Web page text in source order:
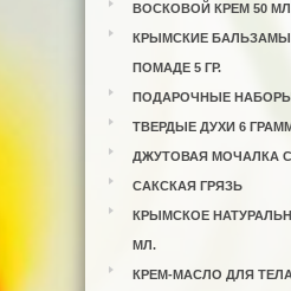
ВОСКОВОЙ КРЕМ 50
КРЫМСКИЕ БАЛЬЗАМЫ
ПОМАДЕ 5 ГР.
ПОДАРОЧНЫЕ
ТВЕРДЫЕ ДУХИ 6
ДЖУТОВАЯ МОЧАЛКА
САКСКАЯ ГРЯЗЬ
КРЫМСКОЕ
МЛ.
КРЕМ-МАСЛО ДЛЯ